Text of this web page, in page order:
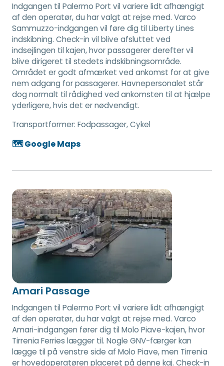
Indgangen til Palermo Port vil variere lidt afhængigt
af den operatør, du har valgt at rejse med. Varco
Sammuzzo-indgangen vil føre dig til Liberty Lines
indskibning. Check-in vil blive afsluttet ved
indsejlingen til kajen, hvor passagerer derefter vil
blive dirigeret til stedets indskibningsområde.
Området er godt afmærket ved ankomst for at give
nem adgang for passagerer. Havnepersonalet står
dog normalt til rådighed ved ankomsten til at hjælpe
yderligere, hvis det er nødvendigt.
Transportformer: Fodpassager, Cykel
🗺️ Google Maps
Amari Passage
Indgangen til Palermo Port vil variere lidt afhængigt
af den operatør, du har valgt at rejse med. Varco
Amari-indgangen fører dig til Molo Piave-kajen, hvor
Tirrenia Ferries lægger til. Nogle GNV-færger kan
lægge til på venstre side af Molo Piave, men Tirrenia
er hovedoperatøren placeret på denne kaj. Check-in